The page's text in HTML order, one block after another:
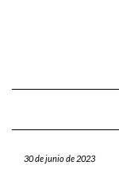
30 de junio de 2023